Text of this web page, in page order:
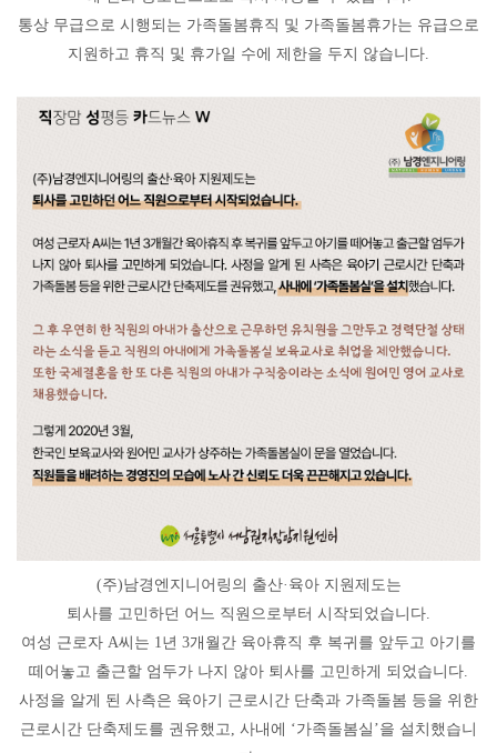
통상 무급으로 시행되는 가족돌봄휴직 및 가족돌봄휴가는 유급으로
지원하고 휴직 및 휴가일 수에 제한을 두지 않습니다.
(주)남경엔지니어링의 출산·육아 지원제도는
퇴사를 고민하던 어느 직원으로부터 시작되었습니다.
여성 근로자 A씨는 1년 3개월간 육아휴직 후 복귀를 앞두고 아기를
떼어놓고 출근할 엄두가 나지 않아 퇴사를 고민하게 되었습니다.
사정을 알게 된 사측은 육아기 근로시간 단축과 가족돌봄 등을 위한
근로시간 단축제도를 권유했고, 사내에 ‘가족돌봄실’을 설치했습니